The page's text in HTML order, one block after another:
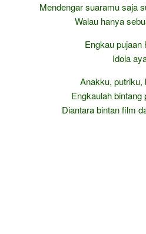
Mendengar suaramu saja
Walau hanya
Engkau pujaan
Idola
Anakku, putriku,
Engkaulah bintang
Diantara bintan film